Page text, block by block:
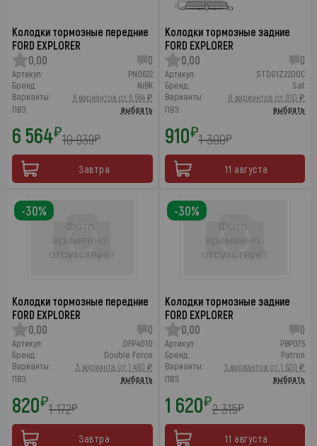
Колодки тормозные передние
FORD EXPLORER
0,00
0
Артикул:
PN0622
Бренд:
NiBK
Варианты:
6 вариантов от 6 564 ₽
ПВЗ:
выбрать
6 564₽10 939₽
Завтра
Колодки тормозные задние
FORD EXPLORER
0,00
0
Артикул:
STDG1Z2200C
Бренд:
Sat
Варианты:
8 вариантов от 910 ₽
ПВЗ:
выбрать
910₽1 300₽
11 августа
Колодки тормозные передние
FORD EXPLORER
0,00
0
Артикул:
DFP4010
Бренд:
Double Force
Варианты:
3 варианта от 1 460 ₽
ПВЗ:
выбрать
820₽1 172₽
Завтра
-30%
Колодки тормозные задние
FORD EXPLORER
0,00
0
Артикул:
PBP075
Бренд:
Patron
Варианты:
5 вариантов от 1 620 ₽
ПВЗ:
выбрать
1 620₽2 315₽
11 августа
-30%